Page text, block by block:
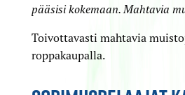
pääsisi kokemaan. Mahtavia
Toivottavasti mahtavia
roppakaupalla.